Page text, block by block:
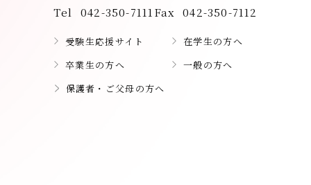
Tel
042-350-7111 Fax 042-350-7112
受験生応援サイト
在学生の方へ
卒業生の方へ
一般の方へ
保護者・ご父母の方へ